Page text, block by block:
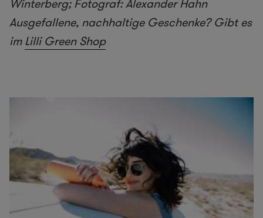
Winterberg; Fotograf: Alexander Hahn
Ausgefallene, nachhaltige Geschenke? Gibt es
imLilli Green Shop